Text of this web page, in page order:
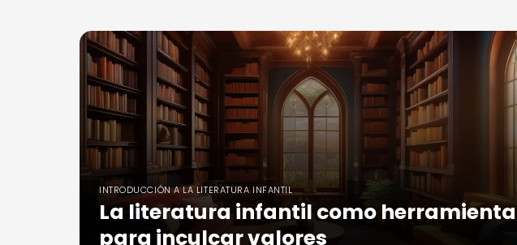
INTRODUCCIÓN A LA LITERATURA INFANTIL
La literatura infantil como herramienta
para inculcar valores